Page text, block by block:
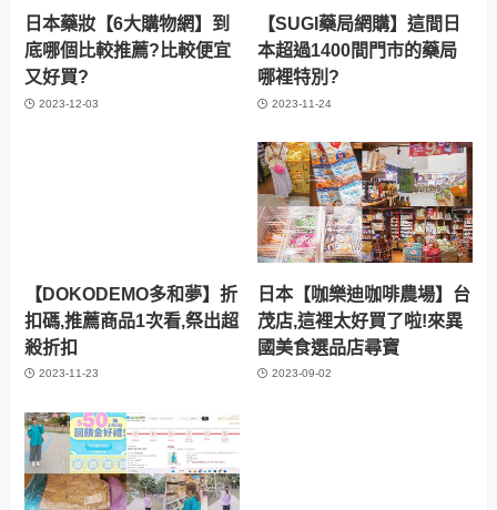
日本藥妝【6大購物網】到
底哪個比較推薦?比較便宜
又好買?
2023-12-03
【SUGI藥局網購】這間日
本超過1400間門市的藥局
哪裡特別?
2023-11-24
【DOKODEMO多和夢】折
扣碼,推薦商品1次看,祭出超
殺折扣
2023-11-23
日本【咖樂迪咖啡農場】台
茂店,這裡太好買了啦!來異
國美食選品店尋寶
2023-09-02